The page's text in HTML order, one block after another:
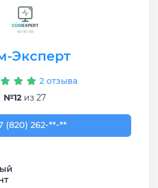
Эксперт
2 отзыва
№12из 27
(820) 262-91-50
(820) 262-**-**